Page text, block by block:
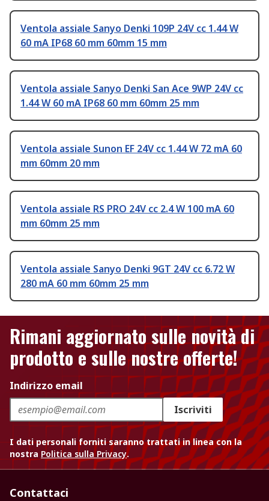
Ventola assiale Sanyo Denki 109P 24V cc 1.44 W
60 mA IP68 60 mm 60mm 15 mm
Ventola assiale Sanyo Denki San Ace 9WP 24V cc
1.44 W 60 mA IP68 60 mm 60mm 25 mm
Ventola assiale Sunon EF 24V cc 1.44 W 72 mA 60
mm 60mm 20 mm
Ventola assiale RS PRO 24V cc 2.4 W 100 mA 60
mm 60mm 25 mm
Ventola assiale Sanyo Denki 9GT 24V cc 6.72 W
280 mA 60 mm 60mm 25 mm
Rimani aggiornato sulle novità di
prodotto e sulle nostre offerte!
Indirizzo email
Iscriviti
I dati personali forniti saranno trattati in linea con la
nostra Politica sulla Privacy.
Contattaci